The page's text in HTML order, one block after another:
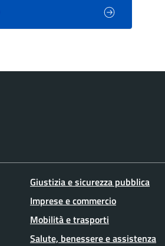
Giustizia e sicurezza pubblica
Imprese e commercio
Mobilità e trasporti
Salute, benessere e assistenza